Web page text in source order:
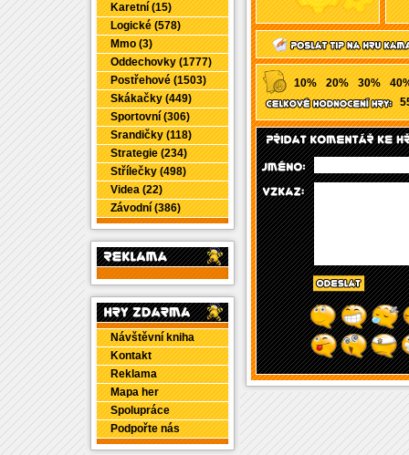
Karetní (15)
Logické (578)
Mmo (3)
Oddechovky (1777)
Postřehové (1503)
Skákačky (449)
Sportovní (306)
Srandičky (118)
Strategie (234)
Střílečky (498)
Videa (22)
Závodní (386)
Návštěvní kniha
Kontakt
Reklama
Mapa her
Spolupráce
Podpořte nás
10% 20% 30%